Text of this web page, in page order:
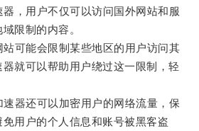
用户不仅可以访问国外网站和服
限制的内容。
可能会限制某些地区的用户访问其
就可以帮助用户绕过这一限制，轻
还可以加密用户的网络流量，保
用户的个人信息和账号被黑客盗